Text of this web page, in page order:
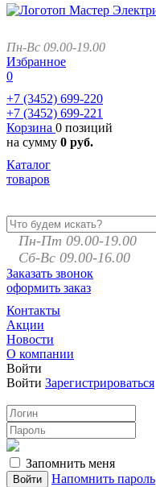
Пн-Вс 09.00-19.00
Избранное
0
+7 (3452) 699-220
+7 (3452) 699-221
Корзина 0 позиций
на сумму 0 руб.
Каталог
товаров
Пн-Пт 09.00-19.00
Сб-Вс 09.00-16.00
Заказать звонок
оформить заказ
Контакты
Акции
Новости
О компании
Войти
Войти Зарегистрироваться
Запомнить меня
Напомнить пароль